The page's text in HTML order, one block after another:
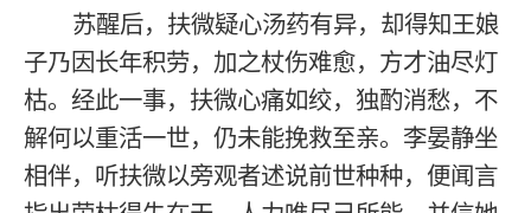
苏醒后，扶微疑心汤药有异，却得知王娘
子乃因长年积劳，加之杖伤难愈，方才油尽灯
枯。经此一事，扶微心痛如绞，独酌消愁，不
解何以重活一世，仍未能挽救至亲。李晏静坐
相伴，听扶微以旁观者述说前世种种，便闻言